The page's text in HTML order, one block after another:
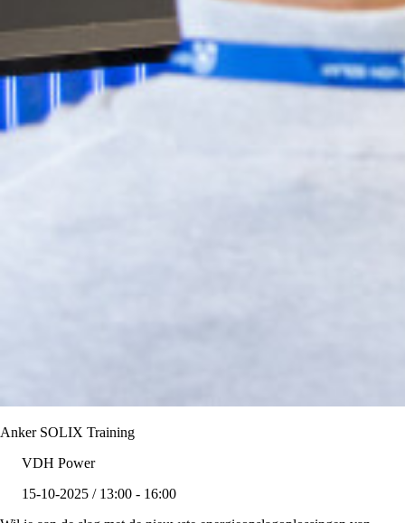
Anker SOLIX Training
VDH Power
15-10-2025 / 13:00 - 16:00